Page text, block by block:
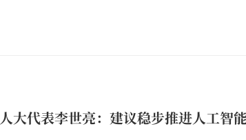
大代表李世亮：建议稳步推进人工智